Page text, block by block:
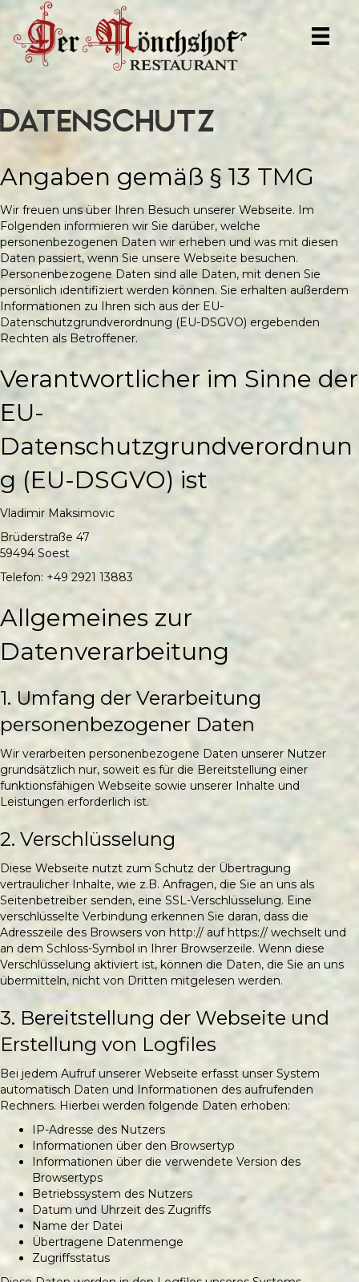
Datenschutz
Angaben gemäß § 13 TMG
Wir freuen uns über Ihren Besuch unserer Webseite. Im
Folgenden informieren wir Sie darüber, welche
personenbezogenen Daten wir erheben und was mit diesen
Daten passiert, wenn Sie unsere Webseite besuchen.
Personenbezogene Daten sind alle Daten, mit denen Sie
persönlich identifiziert werden können. Sie erhalten außerdem
Informationen zu Ihren sich aus der EU-
Datenschutzgrundverordnung (EU-DSGVO) ergebenden
Rechten als Betroffener.
Verantwortlicher im Sinne der
EU-
Datenschutzgrundverordnun
g (EU-DSGVO) ist
Vladimir Maksimovic
Brüderstraße 47
59494 Soest
Telefon: +49 2921 13883
Allgemeines zur
Datenverarbeitung
1. Umfang der Verarbeitung
personenbezogener Daten
Wir verarbeiten personenbezogene Daten unserer Nutzer
grundsätzlich nur, soweit es für die Bereitstellung einer
funktionsfähigen Webseite sowie unserer Inhalte und
Leistungen erforderlich ist.
2. Verschlüsselung
Diese Webseite nutzt zum Schutz der Übertragung
vertraulicher Inhalte, wie z.B. Anfragen, die Sie an uns als
Seitenbetreiber senden, eine SSL-Verschlüsselung. Eine
verschlüsselte Verbindung erkennen Sie daran, dass die
Adresszeile des Browsers von http:// auf https:// wechselt und
an dem Schloss-Symbol in Ihrer Browserzeile. Wenn diese
Verschlüsselung aktiviert ist, können die Daten, die Sie an uns
übermitteln, nicht von Dritten mitgelesen werden.
3. Bereitstellung der Webseite und
Erstellung von Logfiles
Bei jedem Aufruf unserer Webseite erfasst unser System
automatisch Daten und Informationen des aufrufenden
Rechners. Hierbei werden folgende Daten erhoben:
IP-Adresse des Nutzers
Informationen über den Browsertyp
Informationen über die verwendete Version des
Browsertyps
Betriebssystem des Nutzers
Datum und Uhrzeit des Zugriffs
Name der Datei
Übertragene Datenmenge
Zugriffsstatus